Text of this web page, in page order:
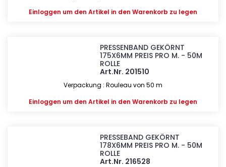
Einloggen um den Artikel in den Warenkorb zu legen
PRESSENBAND GEKÖRNT
175X6MM PREIS PRO M. - 50M
ROLLE
Art.Nr. 201510
Verpackung : Rouleau von 50 m
Einloggen um den Artikel in den Warenkorb zu legen
PRESSEBAND GEKÖRNT
178X6MM PREIS PRO M. - 50M
ROLLE
Art.Nr. 216528